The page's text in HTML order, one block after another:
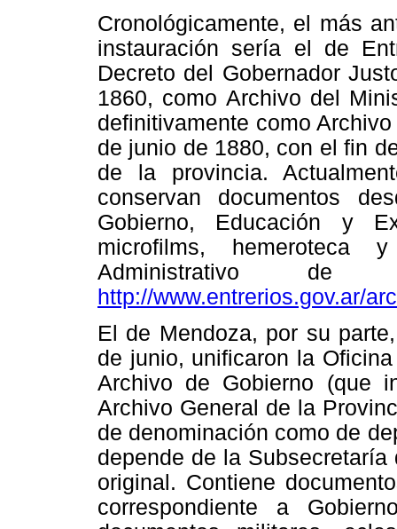
Cronológicamente, el más
instauración sería el de
Decreto del Gobernador
1860, como Archivo del
definitivamente como
de junio de 1880, con el fin
de la provincia.
conservan documentos
Gobierno, Educación y
microfilms, hemeroteca
Administrativo
http://www.entrerios.gov.ar/
El de Mendoza, por su
de junio, unificaron la
Archivo de Gobierno (que
Archivo General de la
de denominación como de
depende de la
original. Contiene
correspondiente a